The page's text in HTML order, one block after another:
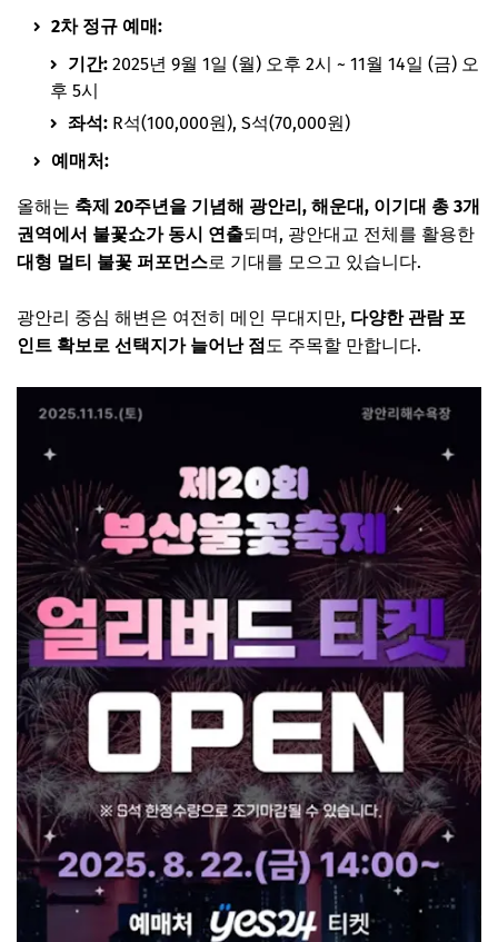
2차 정규 예매:
기간: 2025년 9월 1일 (월) 오후 2시 ~ 11월 14일 (금) 오
후 5시
좌석: R석(100,000원), S석(70,000원)
예매처:
올해는 축제 20주년을 기념해 광안리, 해운대, 이기대 총 3개
권역에서 불꽃쇼가 동시 연출되며, 광안대교 전체를 활용한
대형 멀티 불꽃 퍼포먼스로 기대를 모으고 있습니다.
광안리 중심 해변은 여전히 메인 무대지만, 다양한 관람 포
인트 확보로 선택지가 늘어난 점도 주목할 만합니다.